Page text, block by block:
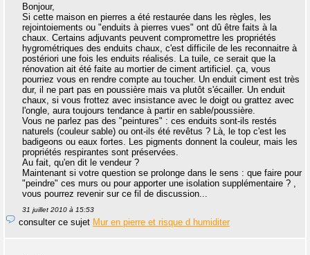
Bonjour,
Si cette maison en pierres a été restaurée dans les règles, les
rejointoiements ou "enduits à pierres vues" ont dû être faits à la
chaux. Certains adjuvants peuvent compromettre les propriétés
hygrométriques des enduits chaux, c'est difficile de les reconnaitre à
postériori une fois les enduits réalisés. La tuile, ce serait que la
rénovation ait été faite au mortier de ciment artificiel. ça, vous
pourriez vous en rendre compte au toucher. Un enduit ciment est très
dur, il ne part pas en poussière mais va plutôt s'écailler. Un enduit
chaux, si vous frottez avec insistance avec le doigt ou grattez avec
l'ongle, aura toujours tendance à partir en sable/poussière.
Vous ne parlez pas des "peintures" : ces enduits sont-ils restés
naturels (couleur sable) ou ont-ils été revêtus ? Là, le top c'est les
badigeons ou eaux fortes. Les pigments donnent la couleur, mais les
propriétés respirantes sont préservées.
Au fait, qu'en dit le vendeur ?
Maintenant si votre question se prolonge dans le sens : que faire pour
"peindre" ces murs ou pour apporter une isolation supplémentaire ? ,
vous pourrez revenir sur ce fil de discussion...
31 juillet 2010 à 15:53
consulter ce sujet Mur en pierre et risque d humiditer